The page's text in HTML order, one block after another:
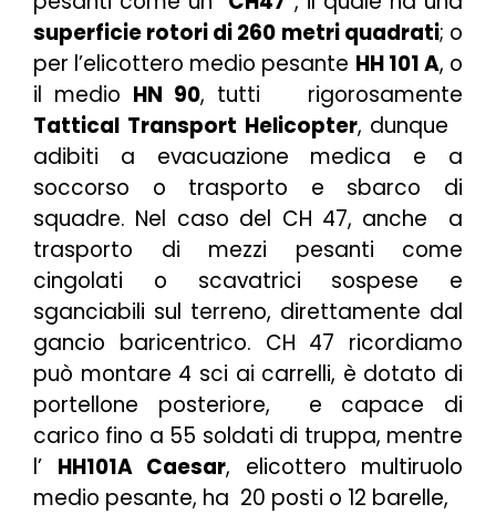
superficie rotori di 260 metri quadrati; o
per l’elicottero medio pesante HH 101 A, o
il medio HN 90, tutti rigorosamente
Tattical Transport Helicopter, dunque
adibiti a evacuazione medica e a
soccorso o trasporto e sbarco di
squadre. Nel caso del CH 47, anche a
trasporto di mezzi pesanti come
cingolati o scavatrici sospese e
sganciabili sul terreno, direttamente dal
gancio baricentrico. CH 47 ricordiamo
può montare 4 sci ai carrelli, è dotato di
portellone posteriore, e capace di
carico fino a 55 soldati di truppa, mentre
l’ HH101A Caesar, elicottero multiruolo
medio pesante, ha 20 posti o 12 barelle,